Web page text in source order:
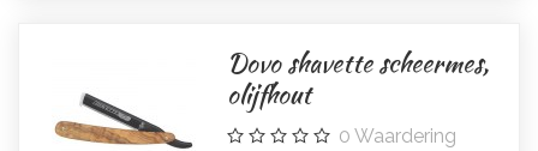
Dovo shavette scheermes,
olijfhout
0 Waardering